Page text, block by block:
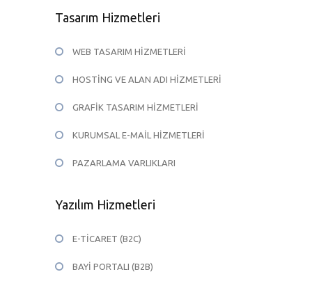
Tasarım Hizmetleri
WEB TASARIM HİZMETLERİ
HOSTİNG VE ALAN ADI HİZMETLERİ
GRAFİK TASARIM HİZMETLERİ
KURUMSAL E-MAİL HİZMETLERİ
PAZARLAMA VARLIKLARI
Yazılım Hizmetleri
E-TİCARET (B2C)
BAYİ PORTALI (B2B)